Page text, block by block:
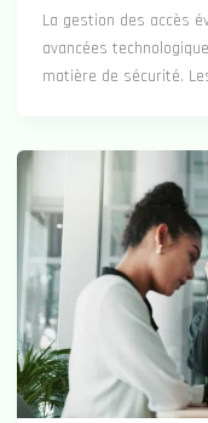
La gestion des accès
avancées
matière de sécurité.